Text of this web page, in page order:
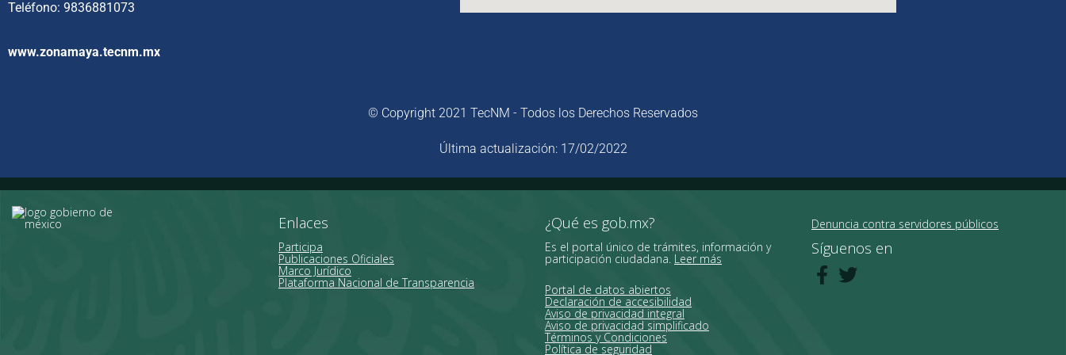
Teléfono: 9836881073
www.zonamaya.tecnm.mx
© Copyright 2021 TecNM - Todos los Derechos Reservados
Última actualización: 17/02/2022
Enlaces
Participa
Publicaciones Oficiales
Marco Jurídico
Plataforma Nacional de Transparencia
¿Qué es gob.mx?
Es el portal único de trámites, información y
participación ciudadana. Leer más
Portal de datos abiertos
Declaración de accesibilidad
Aviso de privacidad integral
Aviso de privacidad simplificado
Términos y Condiciones
Política de seguridad
Denuncia contra servidores públicos
Síguenos en